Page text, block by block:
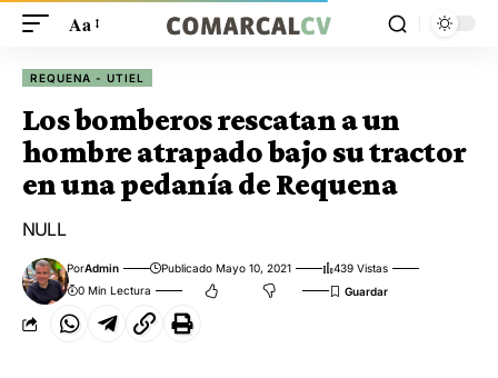
Aa
REQUENA - UTIEL
Los bomberos rescatan a un
hombre atrapado bajo su tractor
en una pedanía de Requena
NULL
PorAdmin Publicado Mayo 10, 2021
439 Vistas
0 Min Lectura